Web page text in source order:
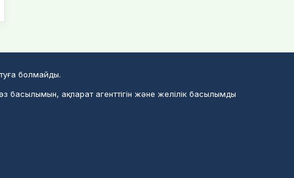
болмайды.
басылымын, ақпарат агенттігін және желілік басылымды